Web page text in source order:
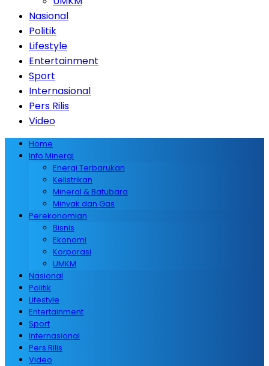
Nasional
Politik
Lifestyle
Entertainment
Sport
Internasional
Pers Rilis
Video
Home
Info Minergi
Energi Terbarukan
Kelistrikan
Mineral & Batubara
Minyak dan Gas
Perekonomian
Bisnis
Ekonomi
Korporasi
UMKM
Nasional
Politik
Lifestyle
Entertainment
Sport
Internasional
Pers Rilis
Video